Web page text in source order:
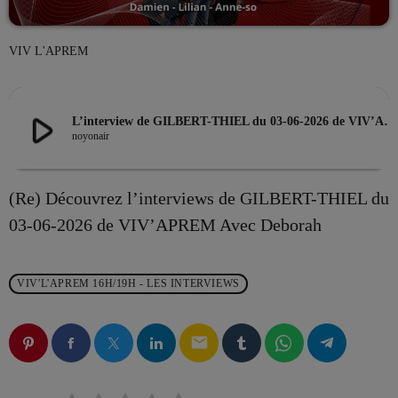
LES MUSICALES
10:00 - 13:00
La playlist VIV’FM
Music non-stop
close
VIV L'APREM
play_arrow L’interview de GILBERT-THIEL du 03-06-2026 de VIV’APREM Avec Deborah
noyonair
(Re) Découvrez l’interviews de GILBERT-THIEL du
03-06-2026 de VIV’APREM Avec Deborah
VIV'L'APREM 16H/19H - LES INTERVIEWS
email